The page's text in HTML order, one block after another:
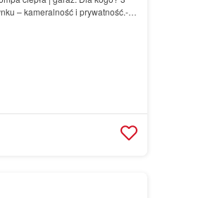
– kameralność i prywatność.-
Wła…